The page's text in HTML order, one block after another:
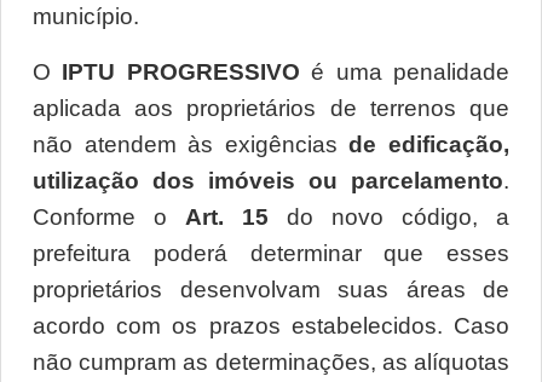
município.
O IPTU PROGRESSIVO é uma penalidade
aplicada aos proprietários de terrenos que
não atendem às exigências de edificação,
utilização dos imóveis ou parcelamento.
Conforme o Art. 15 do novo código, a
prefeitura poderá determinar que esses
proprietários desenvolvam suas áreas de
acordo com os prazos estabelecidos. Caso
não cumpram as determinações, as alíquotas